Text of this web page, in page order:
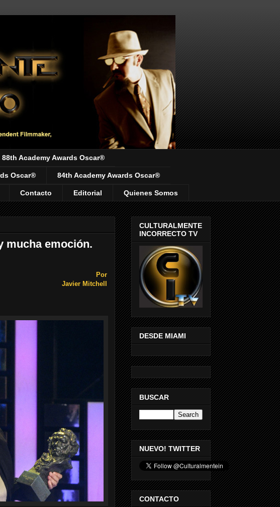
88th Academy Awards Oscar®
Oscar® 84th Academy Awards Oscar®
Contacto Editorial Quienes Somos
mucha emoción.
Por
Javier Mitchell
CULTURALMENTE
INCORRECTO TV
DESDE MIAMI
BUSCAR
NUEVO! TWITTER
CONTACTO